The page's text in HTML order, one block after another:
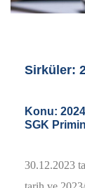
Sirküler:
Konu:
SGK
30.12.2023